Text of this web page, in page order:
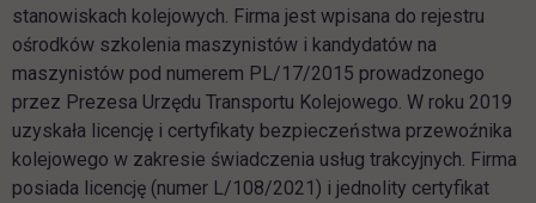
stanowiskach kolejowych. Firma jest wpisana do rejestru
ośrodków szkolenia maszynistów i kandydatów na
maszynistów pod numerem PL/17/2015 prowadzonego
przez Prezesa Urzędu Transportu Kolejowego. W roku 2019
uzyskała licencję i certyfikaty bezpieczeństwa przewoźnika
kolejowego w zakresie świadczenia usług trakcyjnych. Firma
posiada licencję (numer L/108/2021) i jednolity certyfikat